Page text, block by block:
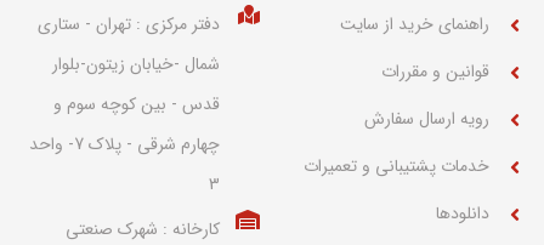
راهنمای خرید از سایت
قوانین و مقررات
رویه ارسال سفارش
خدمات پشتیبانی و تعمیرات
دانلودها
دفتر مرکزی : تهران - ستاری
شمال -خیابان زیتون-بلوار
قدس - بین کوچه سوم و
چهارم شرقی - پلاک 7- واحد
3
کارخانه : شهرک صنعتی